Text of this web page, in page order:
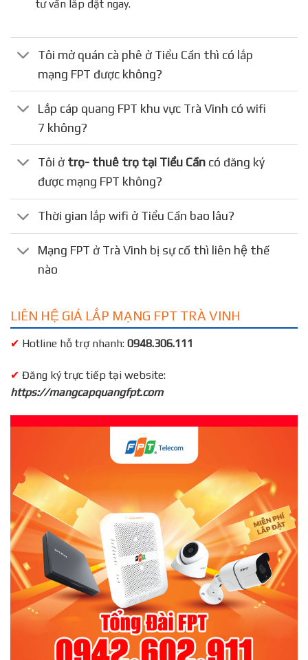
tư vấn lắp đặt ngay.
Tôi mở quán cà phê ở Tiểu Cần thì có lắp
mạng FPT được không?
Lắp cáp quang FPT khu vực Trà Vinh có wifi
7 không?
Tôi ở trọ- thuê trọ tại Tiểu Cần có đăng ký
được mạng FPT không?
Thời gian lắp wifi ở Tiểu Cần bao lâu?
Mạng FPT ở Trà Vinh bị sự cố thì liên hệ thế
nào
LIÊN HỆ GIÁ LẮP MẠNG FPT TRÀ VINH
✔ Hotline hỗ trợ nhanh: 0948.306.111
✔ Đăng ký trực tiếp tại website:
https://mangcapquangfpt.com